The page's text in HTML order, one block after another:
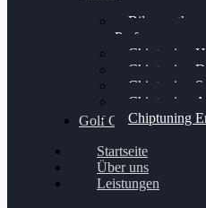
Bilgenroth
Performance
Chiptuning
Chiptuning
Chiptuning
Chiptuning
Chiptuning
Golf Gewinnspiel
Startseite
Über uns
Leistungen